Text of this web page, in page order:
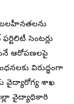
సెంటర్లు
ఆరోపణలపై
విరుద్ధంగా
వైద్యారోగ్య శాఖ
వైద్యాధికారి